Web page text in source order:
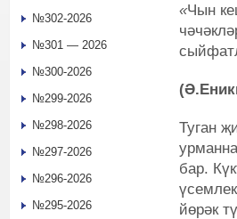
«Чын
Туган
бар.
йөрәк
№302-2026
№301 — 2026
№300-2026
№299-2026
№298-2026
№297-2026
№296-2026
№295-2026